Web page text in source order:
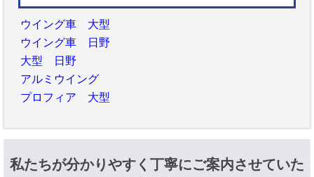
ウイング車 大型
ウイング車 日野
大型 日野
アルミウイング
プロフィア 大型
私たちが分かりやすく丁寧にご案内させていた